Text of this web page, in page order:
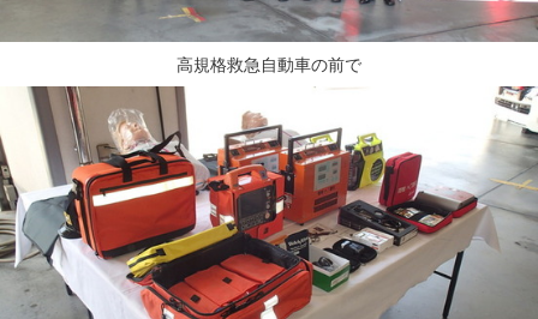
高規格救急自動車の前で